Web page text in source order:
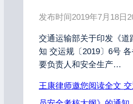
发布时间 2019年7月18日
交通运输部关于印发《
知 交运规〔2019〕6号
要负责人和安全生产…
王康律师邀您阅读全文